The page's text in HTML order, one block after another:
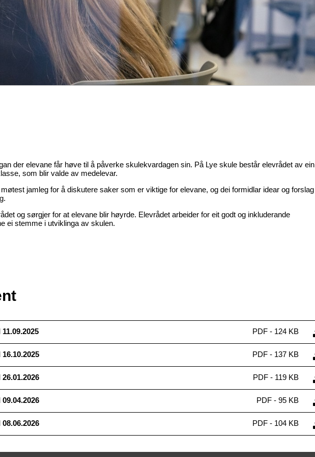
der elevane får høve til å påverke skulekvardagen sin. På Lye skule består elevrådet av ein
som blir valde av medelevar.
jamleg for å diskutere saker som er viktige for elevane, og dei formidlar idear og forslag
og sørgjer for at elevane blir høyrde. Elevrådet arbeider for eit godt og inkluderande
ei stemme i utviklinga av skulen.
PDF - 124 KB
PDF - 137 KB
PDF - 119 KB
PDF - 95 KB
PDF - 104 KB